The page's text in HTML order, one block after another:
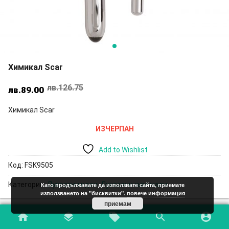
home layers local_offer search account_circle
Химикал Scar
лв.126.75Original
лв.89.00
Текущата
Химикал Scar
ИЗЧЕРПАН
Add to Wishlist
Код: FSK9505
Категории:Луксозни идеи,Луксозни химикали
Като продължавате да използвате сайта, приемате
използването на "бисквитки". повече информация
приемам